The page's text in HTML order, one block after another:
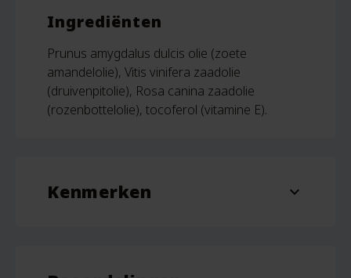
Ingrediënten
Prunus amygdalus dulcis olie (zoete
amandelolie), Vitis vinifera zaadolie
(druivenpitolie), Rosa canina zaadolie
(rozenbottelolie), tocoferol (vitamine E).
Kenmerken expand_more